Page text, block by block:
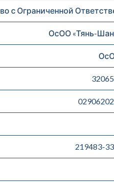
с Ограниченной
ОсОО «Тянь-
219483-